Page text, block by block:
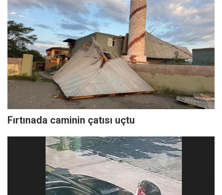
Fırtınada caminin çatısı uçtu